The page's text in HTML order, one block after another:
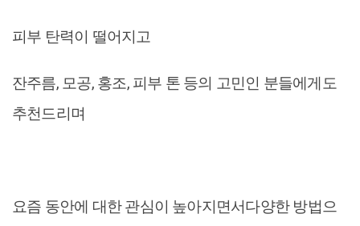
피부 탄력이 떨어지고
잔주름, 모공, 홍조, 피부 톤 등의 고민인 분들에게도
추천드리며
요즘 동안에 대한 관심이 높아지면서다양한 방법으